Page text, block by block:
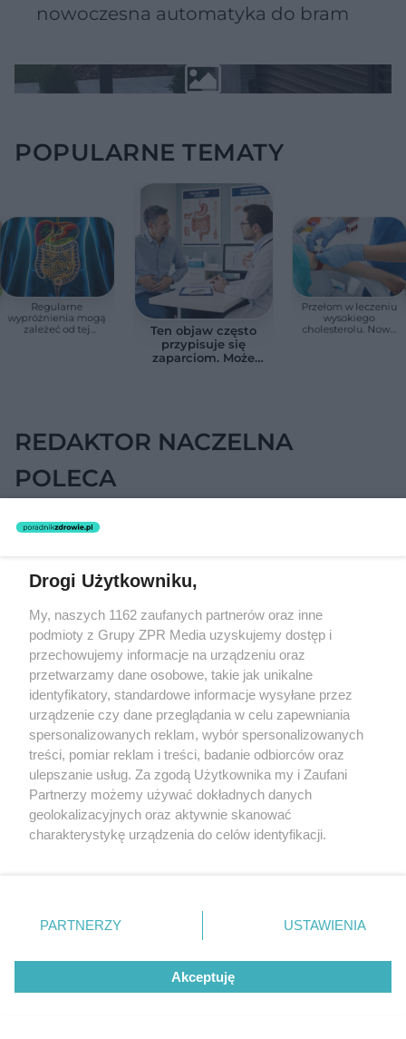
nowoczesna automatyka do bram
POPULARNE TEMATY
Regularne
wypróżnienia mogą
zależeć od tej
Ten objaw często
przypisuje się
zaparciom. Może
Przełom w leczeniu
wysokiego
cholesterolu. Nowa
REDAKTOR NACZELNA
POLECA
ESKA Summer Camp 2026 rusza w
trasę! Odwiedź strefę Wawel i
spróbuj kultowych Michałków z
MATERIAŁ SPONSOROWANY
Drogi Użytkowniku,
My, naszych 1162 zaufanych partnerów oraz inne
podmioty z Grupy ZPR Media uzyskujemy dostęp i
przechowujemy informacje na urządzeniu oraz
przetwarzamy dane osobowe, takie jak unikalne
identyfikatory, standardowe informacje wysyłane przez
urządzenie czy dane przeglądania w celu zapewniania
spersonalizowanych reklam, wybór spersonalizowanych
treści, pomiar reklam i treści, badanie odbiorców oraz
ulepszanie usług. Za zgodą Użytkownika my i Zaufani
Partnerzy możemy używać dokładnych danych
geolokalizacyjnych oraz aktywnie skanować
charakterystykę urządzenia do celów identyfikacji.
zmienić/wycofać klikając przycisk ustawień prywatności
znajdujący się w lewym dolnym rogu strony
rodzaje przetwarzania danych nie wymagają zgody
użytkownika, ale masz prawo sprzeciwić się takiemu
przetwarzaniu. Preferencje będą miały zastosowanie tylko
PARTNERZY USTAWIENIA
Akceptuję